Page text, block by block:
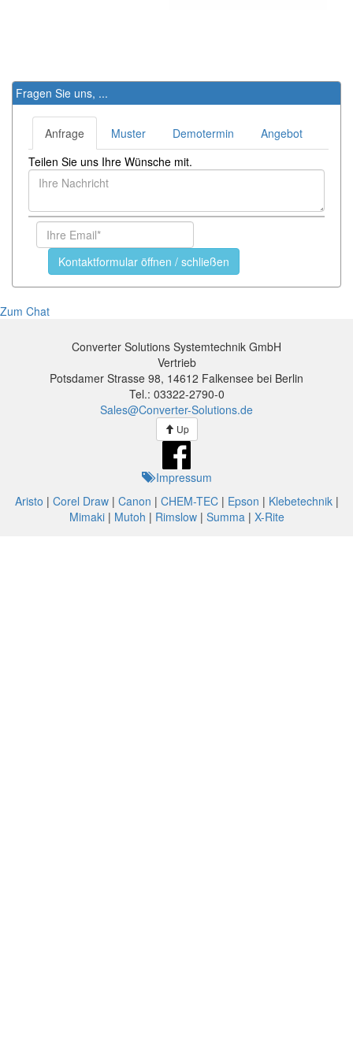
Fragen Sie uns, ...
Anfrage Muster Demotermin
Angebot
Teilen Sie uns Ihre Wünsche mit.
Kontaktformular öffnen / schließen
Zum Chat
Converter Solutions Systemtechnik GmbH
Vertrieb
Potsdamer Strasse 98, 14612 Falkensee bei Berlin
Tel.: 03322-2790-0
Sales@Converter-Solutions.de
Up
Impressum
Aristo | Corel Draw| Canon | CHEM-TEC| Epson | Klebetechnik|
Mimaki| Mutoh | Rimslow| Summa| X-Rite